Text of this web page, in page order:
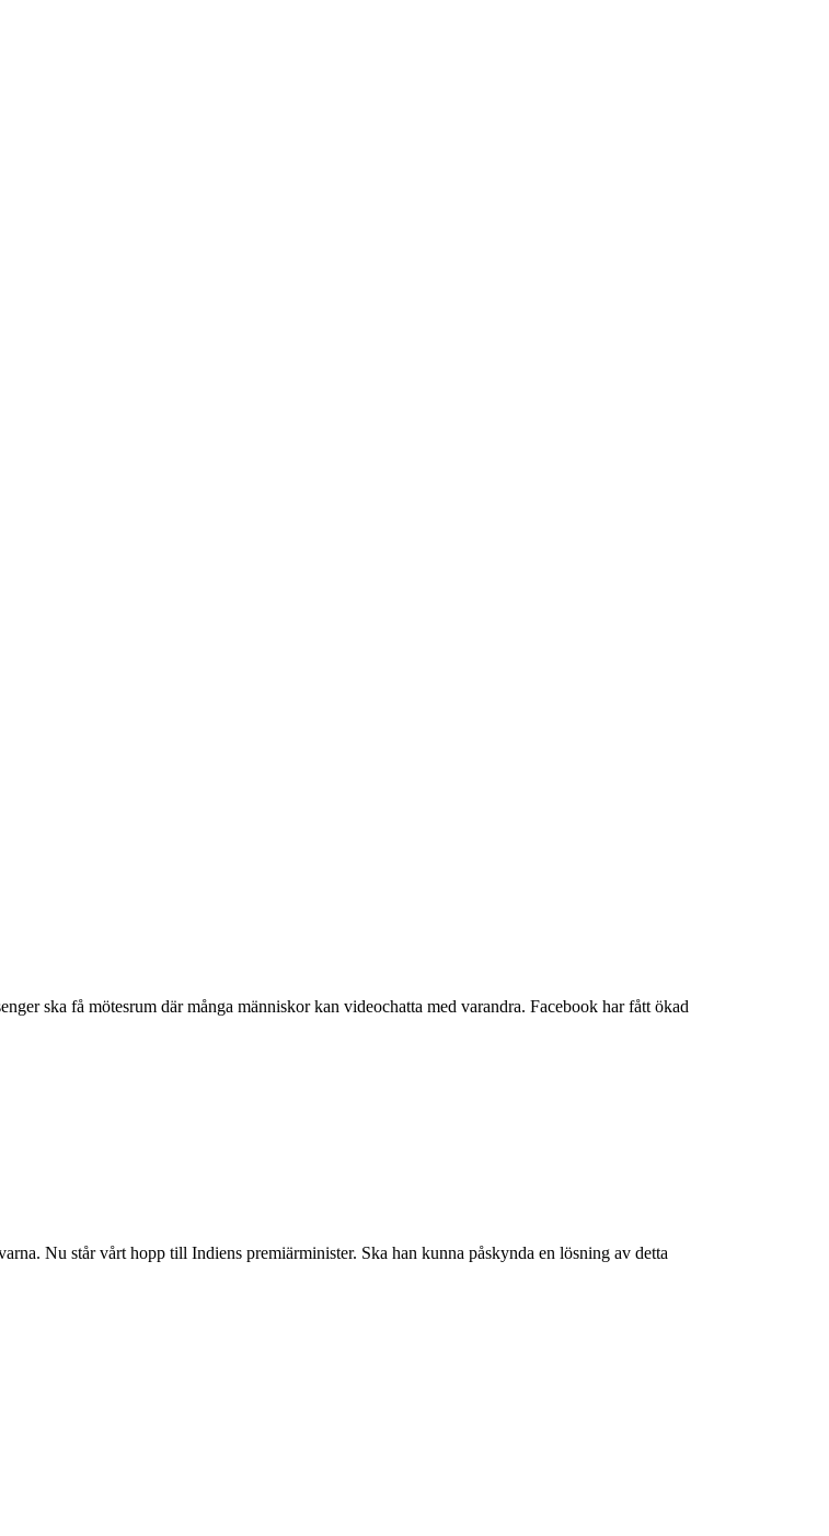
ska få mötesrum där många människor kan videochatta med varandra. Facebook har fått ökad
Nu står vårt hopp till Indiens premiärminister. Ska han kunna påskynda en lösning av detta